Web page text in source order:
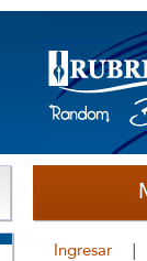
Ingresar